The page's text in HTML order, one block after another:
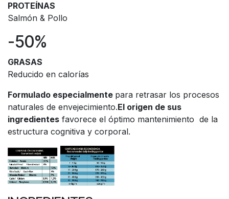
PROTEÍNAS
Salmón & Pollo
-50%
GRASAS
Reducido en calorías
Formulado especialmente para retrasar los procesos
naturales de envejecimiento.El origen de sus
ingredientes favorece el óptimo mantenimiento de la
estructura cognitiva y corporal.